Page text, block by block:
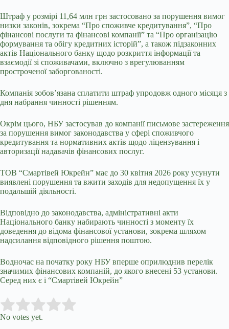
Штраф у розмірі 11,64 млн грн застосовано за порушення вимог
низки законів, зокрема “Про споживче кредитування”, “Про
фінансові послуги та фінансові компанії” та “Про організацію
формування та обігу кредитних історій”, а також підзаконних
актів Національного банку щодо розкриття інформації та
взаємодії зі споживачами, включно з врегулюванням
простроченої заборгованості.
Компанія зобов’язана сплатити штраф упродовж одного місяця з
дня набрання чинності рішенням.
Окрім цього, НБУ застосував до компанії письмове застереження
за порушення вимог законодавства у сфері споживчого
кредитування та нормативних актів щодо ліцензування і
авторизації надавачів фінансових послуг.
ТОВ “Смартівей Юкрейн” має до 30 квітня 2026 року усунути
виявлені порушення та вжити заходів для недопущення їх у
подальшій діяльності.
Відповідно до законодавства, адміністративні акти
Національного банку набирають чинності з моменту їх
доведення до відома фінансової установи, зокрема шляхом
надсилання відповідного рішення поштою.
Водночас на початку року НБУ вперше оприлюднив перелік
значимих фінансових компаній, до якого внесені 53 установи.
Серед них є і “Смартівей Юкрейн”
Rate this item:
No votes yet.